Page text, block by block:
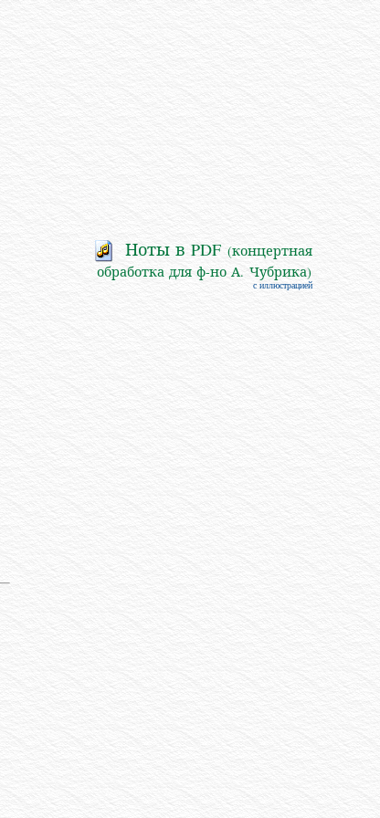
Ноты в PDF (концертная
обработка для ф-но А. Чубрика)
с иллюстрацией